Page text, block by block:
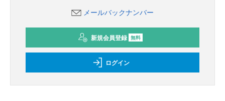
メールバックナンバー
新規会員登録 無料
ログイン